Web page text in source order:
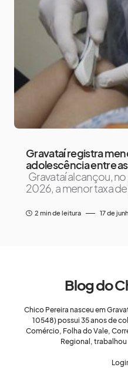
Gravataí registra
adolescência entre
Gravataí alcançou,
2026, a menor taxa
2 min de leitura 17 de
Blog do
Chico Pereira nasceu em
10548) possui 35 anos de
Comércio, Folha do Vale,
Regional,